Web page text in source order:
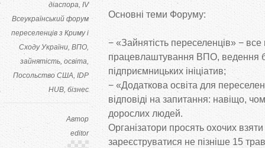
діаспора IV
Всеукраїнський форум
переселенців з Криму і
Сходу України ВПО
зайнятість освіта
Посольство США IDP
HUB бізнес
Автор
editor
Основні теми Форуму:
− «Зайнятість переселенців» − все
працевлаштування ВПО, ведення
підприємницьких ініціатив;
− «Додаткова освіта для
відповіді на запитання: навіщо,
дорослих людей.
Організатори просять охочих взяти
зареєструватися не пізніше 15